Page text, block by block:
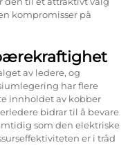
kompromisser på
av ledere, og
har flere
innholdet av kobber
bidrar til å bevare
som den elektriske
er i tråd